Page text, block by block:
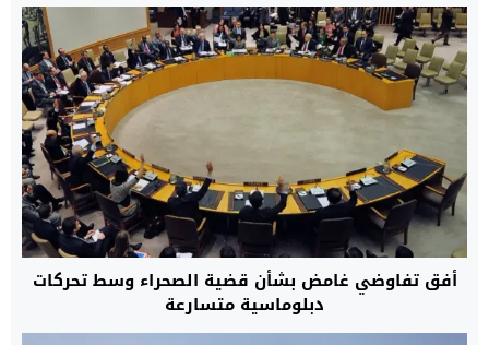
أفق تفاوضي غامض بشأن قضية الصحراء وسط تحركات
دبلوماسية متسارعة